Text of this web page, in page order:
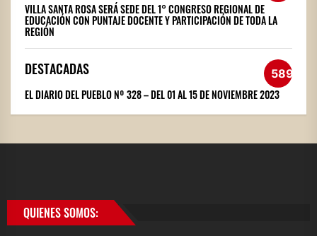
VILLA SANTA ROSA SERÁ SEDE DEL 1° CONGRESO REGIONAL DE
EDUCACIÓN CON PUNTAJE DOCENTE Y PARTICIPACIÓN DE TODA LA
REGIÓN
DESTACADAS 589
EL DIARIO DEL PUEBLO Nº 328 – DEL 01 AL 15 DE NOVIEMBRE 2023
QUIENES SOMOS: